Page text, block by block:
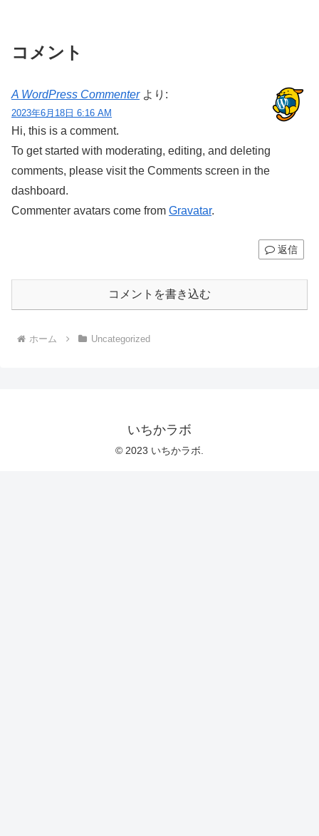
コメント
A WordPress Commenter より:
2023年6月18日 6:16 AM
Hi, this is a comment.
To get started with moderating, editing, and deleting
comments, please visit the Comments screen in the
dashboard.
Commenter avatars come from Gravatar.
返信
コメントを書き込む
ホーム Uncategorized
いちかラボ
© 2023 いちかラボ.